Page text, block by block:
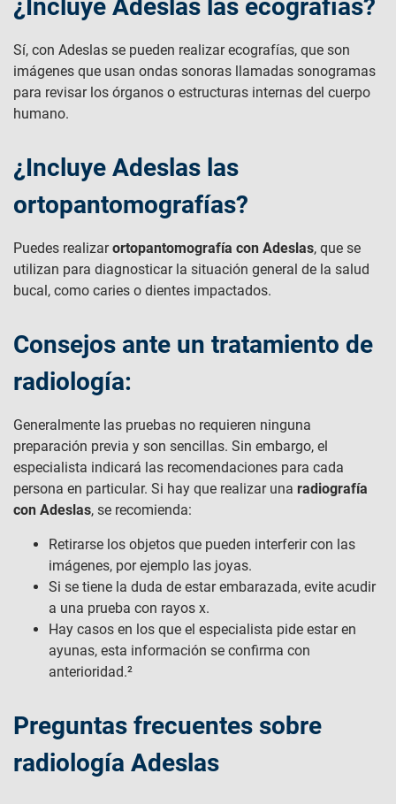
¿Incluye Adeslas las ecografías?
Sí, con Adeslas se pueden realizar ecografías, que son
imágenes que usan ondas sonoras llamadas sonogramas
para revisar los órganos o estructuras internas del cuerpo
humano.
¿Incluye Adeslas las
ortopantomografías?
Puedes realizarortopantomografía con Adeslas, que se
utilizan para diagnosticar la situación general de la salud
bucal, como caries o dientes impactados.
Consejos ante un tratamiento de
radiología:
Generalmente las pruebas no requieren ninguna
preparación previa y son sencillas. Sin embargo, el
especialista indicará las recomendaciones para cada
persona en particular. Si hay que realizar una radiografía
con Adeslas, se recomienda:
Retirarse los objetos que pueden interferir con las
imágenes, por ejemplo las joyas.
Si se tiene la duda de estar embarazada, evite acudir
a una prueba con rayos x.
Hay casos en los que el especialista pide estar en
ayunas, esta información se confirma con
anterioridad.²
Preguntas frecuentes sobre
radiología Adeslas